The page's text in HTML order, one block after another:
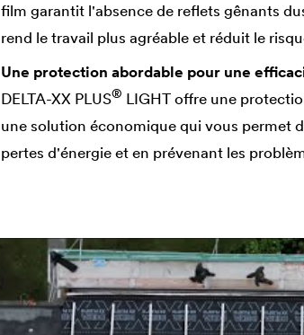
film garantit l'absence de reflets gênants
rend le travail plus agréable et réduit le
Une protection abordable pour une
DELTA-XX PLUS® LIGHT offre une
une solution économique qui vous permet
pertes d'énergie et en prévenant les